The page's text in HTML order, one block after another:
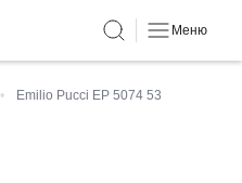
Меню
• Emilio Pucci EP 5074 53